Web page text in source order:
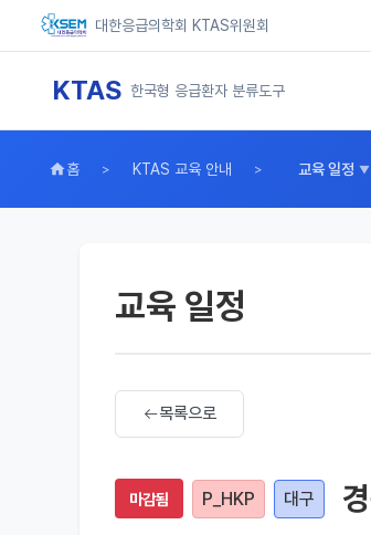
대한응급의학회 KTAS위원회
KTAS 한국형 응급환자 분류도구
홈 KTAS 교육 안내 교육 일정
교육 일정
목록으로
마감됨 P_HKP 대구